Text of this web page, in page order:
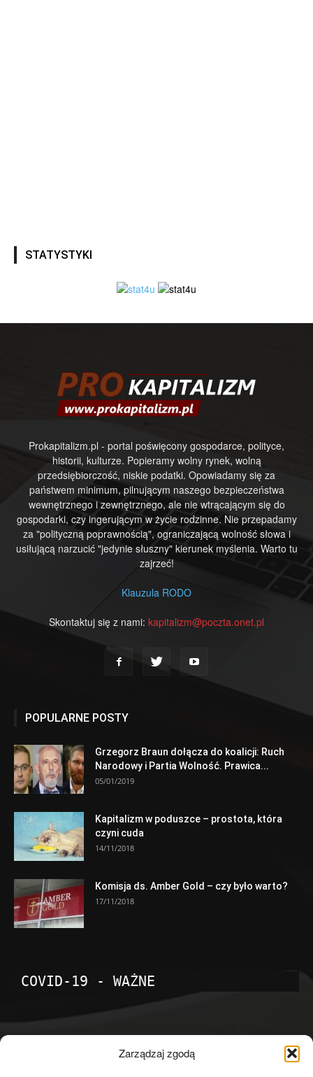
Zarządzaj zgodą
STATYSTYKI
Prokapitalizm.pl - portal poświęcony gospodarce, polityce,
historii, kulturze. Popieramy wolny rynek, wolną
przedsiębiorczość, niskie podatki. Opowiadamy się za
państwem minimum, pilnującym naszego bezpieczeństwa
wewnętrznego i zewnętrznego, ale nie wtrącającym się do
gospodarki, czy ingerującym w życie rodzinne. Nie przepadamy
za "polityczną poprawnością", ograniczającą wolność słowa i
usiłującą narzucić "jedynie słuszny" kierunek myślenia. Warto tu
zajrzeć!
Klauzula RODO
Skontaktuj się z nami: kapitalizm@poczta.onet.pl
POPULARNE POSTY
Grzegorz Braun dołącza do koalicji: Ruch
Narodowy i Partia Wolność. Prawica...
05/01/2019
Kapitalizm w poduszce – prostota, która
czyni cuda
14/11/2018
Komisja ds. Amber Gold – czy było warto?
17/11/2018
COVID-19 - WAŻNE